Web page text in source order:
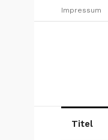
Impressum
Titel